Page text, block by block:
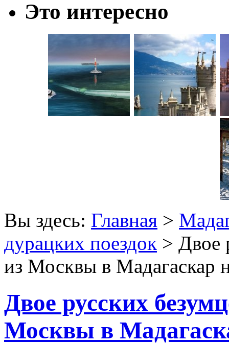
Это интересно
Вы здесь: Главная >
дурацких поездок > Двое
из Москвы в Мадагаскар
Двое русских
Москвы в